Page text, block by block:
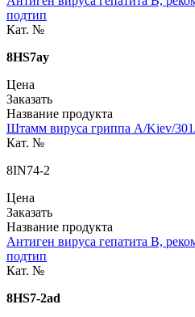
подтип
Кат. №
8HS7ay
Цена
Заказать
Название продукта
Штамм вируса гриппа A/Kiev/
Кат. №
8IN74-2
Цена
Заказать
Название продукта
Антиген вируса гепатита В,
подтип
Кат. №
8HS7-2ad